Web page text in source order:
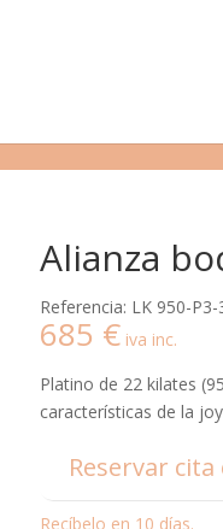
Alianza
Referencia: LK 950-P3-
685 € iva inc.
Platino de 22 kilates
características de la
Reservar
Recíbelo en 10 días.